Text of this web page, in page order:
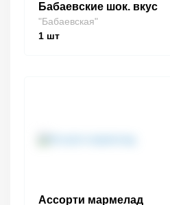
Бабаевские шок. вкус
"Бабаевская"
1 шт
Ассорти мармелад